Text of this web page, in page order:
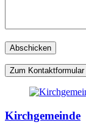
Zum Kontaktformular
Kirchgemeinde